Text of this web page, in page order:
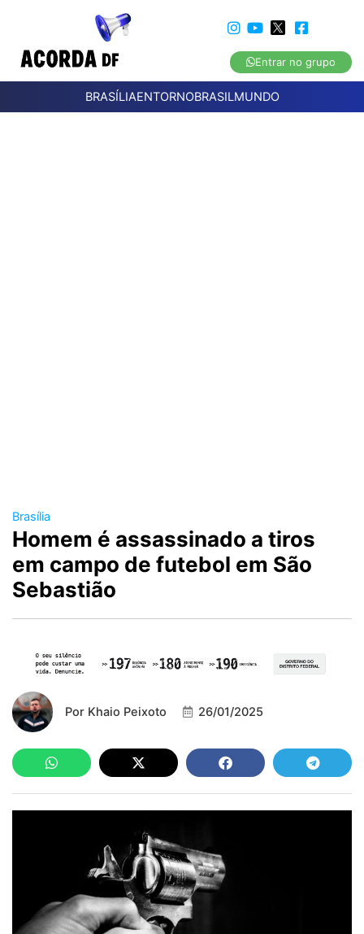
Entrar no grupo
BRASÍLIAENTORNOBRASILMUNDO
Brasília
Homem é assassinado a tiros
em campo de futebol em São
Sebastião
Por Khaio Peixoto 26/01/2025